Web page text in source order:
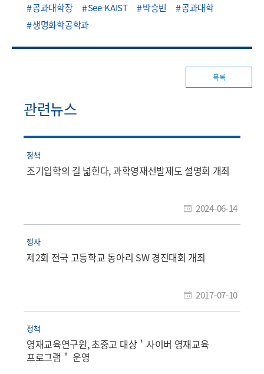
공과대학장
See-KAIST 박승빈
공과대학
생명화학공학과
목록
관련뉴스
정책
조기입학의 길 넓힌다, 과학영재선발제도 설명회 개최
2024-06-14
행사
제2회 전국 고등학교 동아리 SW 경진대회 개최
2017-07-10
정책
영재교육연구원, 초중고 대상＇사이버 영재교육
프로그램＇ 운영